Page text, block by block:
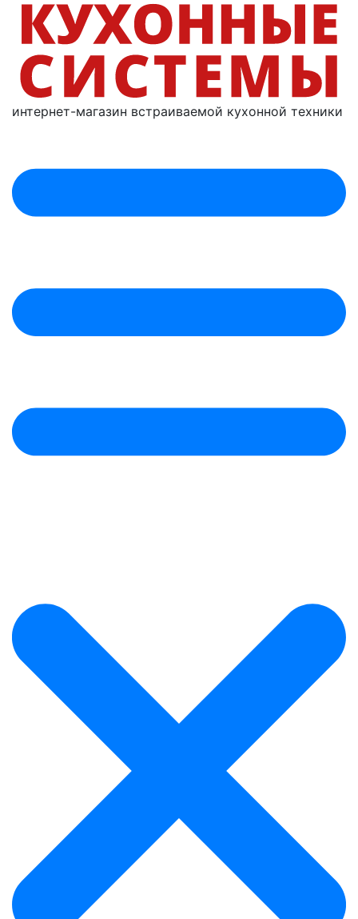
интернет-магазин встраиваемой кухонной техники